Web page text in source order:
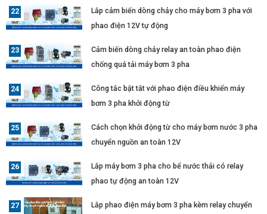
Lắp cảm biến dòng chảy cho máy bơm 3 pha với
phao điện 12V tự động
Cảm biến dòng chảy relay an toàn phao điện
chống quá tải máy bơm 3 pha
Công tắc bật tắt với phao điện điều khiển máy
bơm 3 pha khởi động từ
Cách chọn khởi động từ cho máy bơm nước 3 pha
chuyển nguồn an toàn 12V
Lắp máy bơm 3 pha cho bể nước thải có relay
phao tự động an toàn 12V
Lắp phao điện máy bơm 3 pha kèm relay chuyển